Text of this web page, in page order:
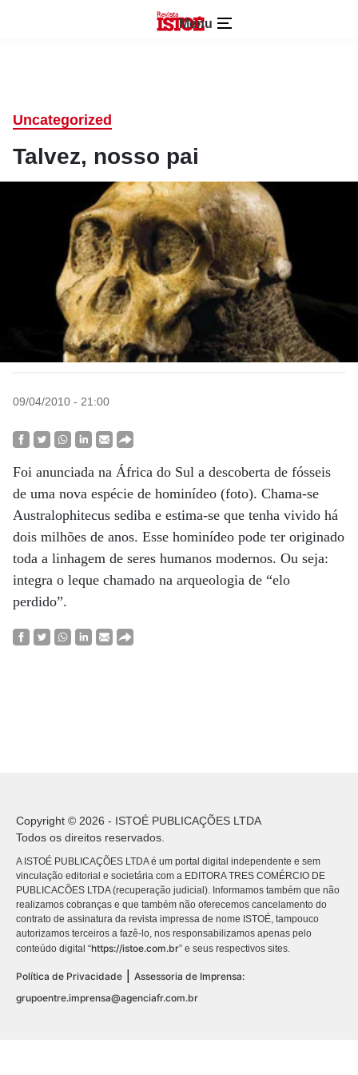
Menu
Uncategorized
Talvez, nosso pai
09/04/2010 - 21:00
Foi anunciada na África do Sul a descoberta de fósseis
de uma nova espécie de hominídeo (foto). Chama-se
Australophitecus sediba e estima-se que tenha vivido há
dois milhões de anos. Esse hominídeo pode ter originado
toda a linhagem de seres humanos modernos. Ou seja:
integra o leque chamado na arqueologia de “elo
perdido”.
Copyright © 2026 - ISTOÉ PUBLICAÇÕES LTDA
Todos os direitos reservados.
A ISTOÉ PUBLICAÇÕES LTDA é um portal digital independente e sem
vinculação editorial e societária com a EDITORA TRES COMÉRCIO DE
PUBLICACÕES LTDA (recuperação judicial). Informamos também que não
realizamos cobranças e que também não oferecemos cancelamento do
contrato de assinatura da revista impressa de nome ISTOÉ, tampouco
autorizamos terceiros a fazê-lo, nos responsabilizamos apenas pelo
conteúdo digital “https://istoe.com.br” e seus respectivos sites.
Política de Privacidade
Assessoria de Imprensa:
grupoentre.imprensa@agenciafr.com.br